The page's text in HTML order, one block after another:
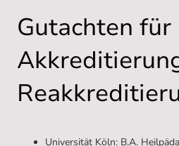
Gutachten für
Universität Köln: B.A.